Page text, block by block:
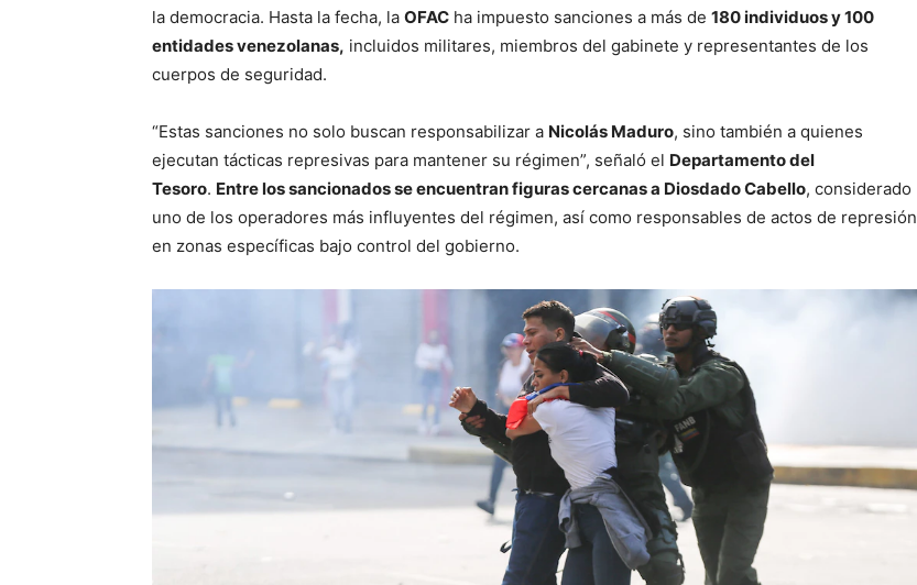
la democracia. Hasta la fecha, la OFAC ha impuesto sanciones a más de 180 individuos y 100
entidades venezolanas, incluidos militares, miembros del gabinete y representantes de los
cuerpos de seguridad.
“Estas sanciones no solo buscan responsabilizar a Nicolás Maduro, sino también a quienes
ejecutan tácticas represivas para mantener su régimen”, señaló el Departamento del
Tesoro. Entre los sancionados se encuentran figuras cercanas a Diosdado Cabello, considerado
uno de los operadores más influyentes del régimen, así como responsables de actos de represión
en zonas específicas bajo control del gobierno.